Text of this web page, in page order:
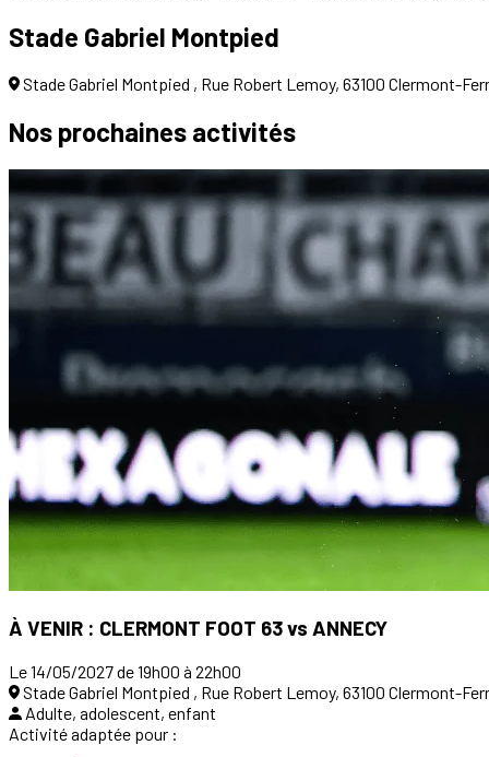
Stade Gabriel Montpied
Stade Gabriel Montpied , Rue Robert Lemoy, 63100 Clermont-
Nos prochaines activités
À VENIR : CLERMONT FOOT 63 vs ANNECY
Le 14/05/2027 de 19h00 à 22h00
Stade Gabriel Montpied , Rue Robert Lemoy, 63100 Clermont-
Adulte, adolescent, enfant
Activité adaptée pour :